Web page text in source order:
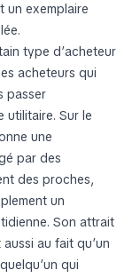
un exemplaire
type d’acheteur
acheteurs qui
passer
utilitaire. Sur le
une
par des
des proches,
un
Son attrait
au fait qu’un
qui